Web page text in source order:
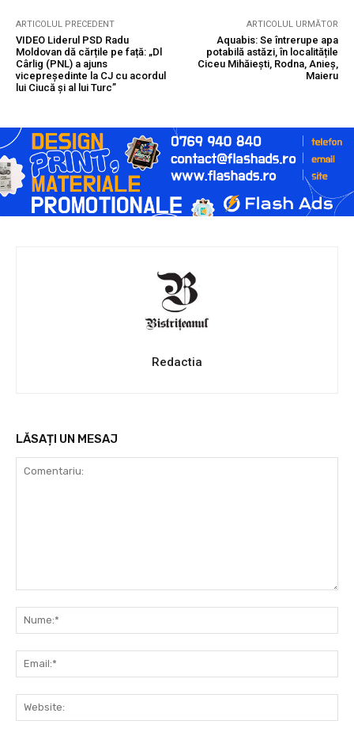
ARTICOLUL PRECEDENT
VIDEO Liderul PSD Radu
Moldovan dă cărțile pe față: „Dl
Cârlig (PNL) a ajuns
vicepreședinte la CJ cu acordul
lui Ciucă și al lui Turc”
ARTICOLUL URMĂTOR
Aquabis: Se întrerupe apa
potabilă astăzi, în localitățile
Ciceu Mihăiești, Rodna, Anieș,
Maieru
Redactia
LĂSAȚI UN MESAJ